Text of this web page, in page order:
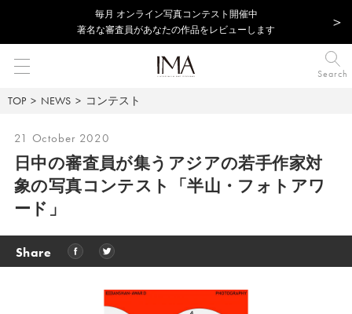
毎⽉ オンライン写真コンテスト開催中
著名な審査員があなたの作品をレビューします
Search
TOP NEWS コンテスト
21 October 2020
日中の審査員が集うアジアの若手作家対
象の写真コンテスト「半山・フォトアワ
ード」
Share